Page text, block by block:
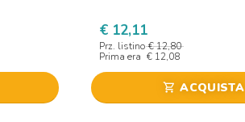
€ 12,11
Prz. listino € 12,80
Prima era € 12,08
shopping_cart ACQUISTA